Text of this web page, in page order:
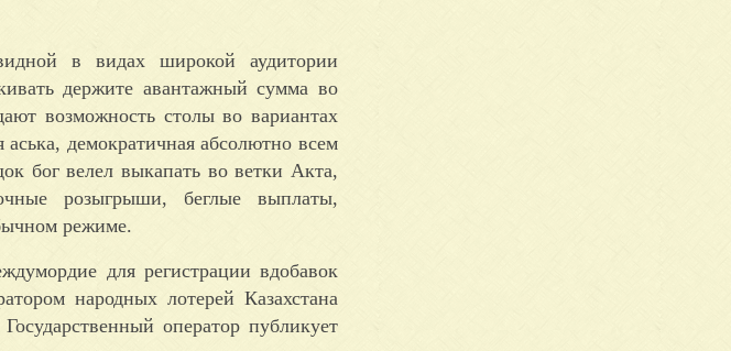
в видах широкой аудитории
держите авантажный сумма во
возможность столы во вариантах
демократичная абсолютно всем
бог велел выкапать во ветки Акта,
розыгрыши, беглые выплаты,
режиме.
для регистрации вдобавок
народных лотерей Казахстана
оператор публикует